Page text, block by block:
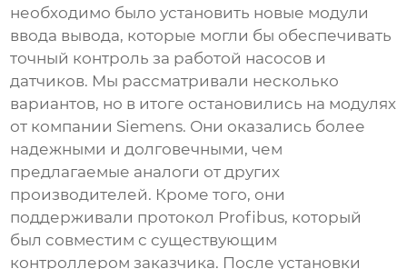
необходимо было установить новые модули
ввода вывода, которые могли бы обеспечивать
точный контроль за работой насосов и
датчиков. Мы рассматривали несколько
вариантов, но в итоге остановились на модулях
от компании Siemens. Они оказались более
надежными и долговечными, чем
предлагаемые аналоги от других
производителей. Кроме того, они
поддерживали протокол Profibus, который
был совместим с существующим
контроллером заказчика. После установки